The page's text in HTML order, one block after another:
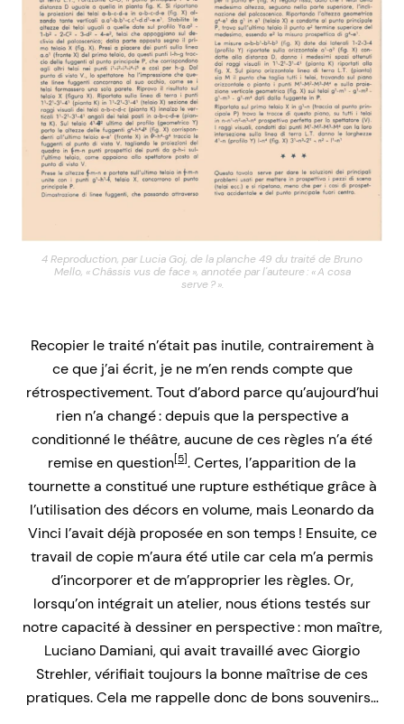
4 Reproduction, par Lucia Goj, de la planche 49 du traité de Bruno
Mello, « Châssis vus de face », annotée par l'auteure : « A cosa
serve ? ».
Recopier le traité n’était pas inutile, contrairement à
ce que j’ai écrit, je ne m’en rends compte que
rétrospectivement. Tout d’abord parce qu’aujourd’hui
rien n’a changé : depuis que la perspective a
conditionné le théâtre, aucune de ces règles n’a été
remise en question[5]. Certes, l’apparition de la
tournette a constitué une rupture esthétique grâce à
l’utilisation des décors en volume, mais Leonardo da
Vinci l’avait déjà proposée en son temps ! Ensuite, ce
travail de copie m’aura été utile car cela m’a permis
d’incorporer et de m’approprier les règles. Or,
lorsqu’on intégrait un atelier, nous étions testés sur
notre capacité à dessiner en perspective : mon maître,
Luciano Damiani, qui avait travaillé avec Giorgio
Strehler, vérifiait toujours la bonne maîtrise de ces
pratiques. Cela me rappelle donc de bons souvenirs…